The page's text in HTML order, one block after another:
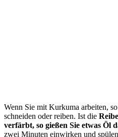
Wenn Sie mit Kurkuma arbeiten,
schneiden oder reiben. Ist die
verfärbt, so gießen Sie etwas Öl
zwei Minuten einwirken und